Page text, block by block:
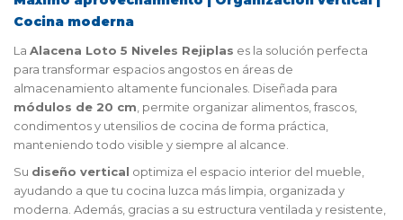
Cocina moderna
La Alacena Loto 5 Niveles Rejiplas es la solución perfecta
para transformar espacios angostos en áreas de
almacenamiento altamente funcionales. Diseñada para
módulos de 20 cm, permite organizar alimentos, frascos,
condimentos y utensilios de cocina de forma práctica,
manteniendo todo visible y siempre al alcance.
Su diseño vertical optimiza el espacio interior del mueble,
ayudando a que tu cocina luzca más limpia, organizada y
moderna. Además, gracias a su estructura ventilada y resistente,